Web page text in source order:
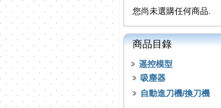
您尚未選購任何商品.
商品目錄
遥控模型
吸塵器
自動進刀機/換刀機